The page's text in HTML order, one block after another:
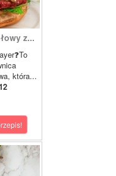
z...
która...